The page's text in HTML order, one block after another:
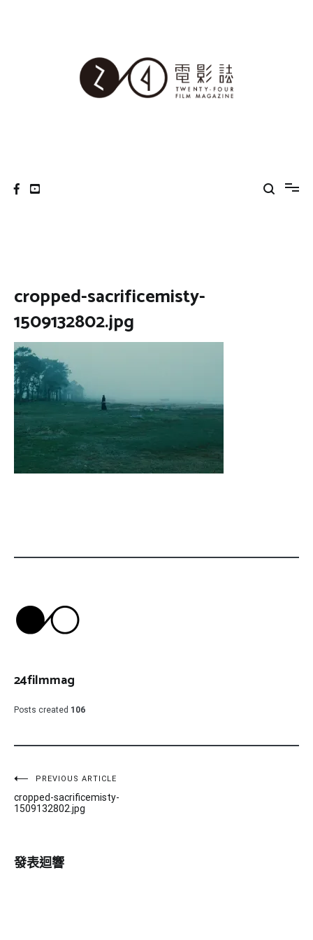
cropped-sacrificemisty-
1509132802.jpg
24filmmag
Posts created 106
文
章
覽
PREVIOUS ARTICLE
cropped-sacrificemisty-
1509132802.jpg
發表迴響